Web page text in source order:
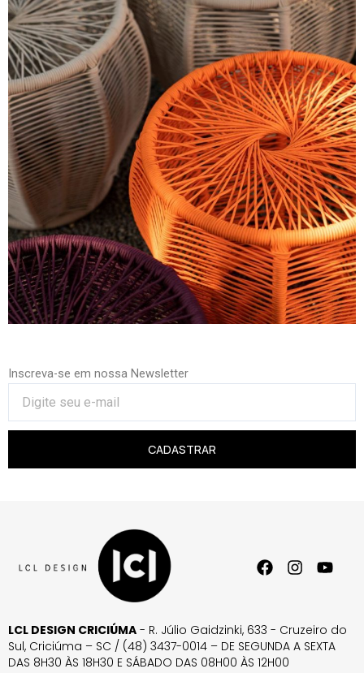
Inscreva-se em nossa Newsletter
CADASTRAR
LCL DESIGN CRICIÚMA - R. Júlio Gaidzinki, 633 - Cruzeiro do
Sul, Criciúma – SC / (48) 3437-0014 – DE SEGUNDA A SEXTA
DAS 8H30 ÀS 18H30 E SÁBADO DAS 08H00 ÀS 12H00